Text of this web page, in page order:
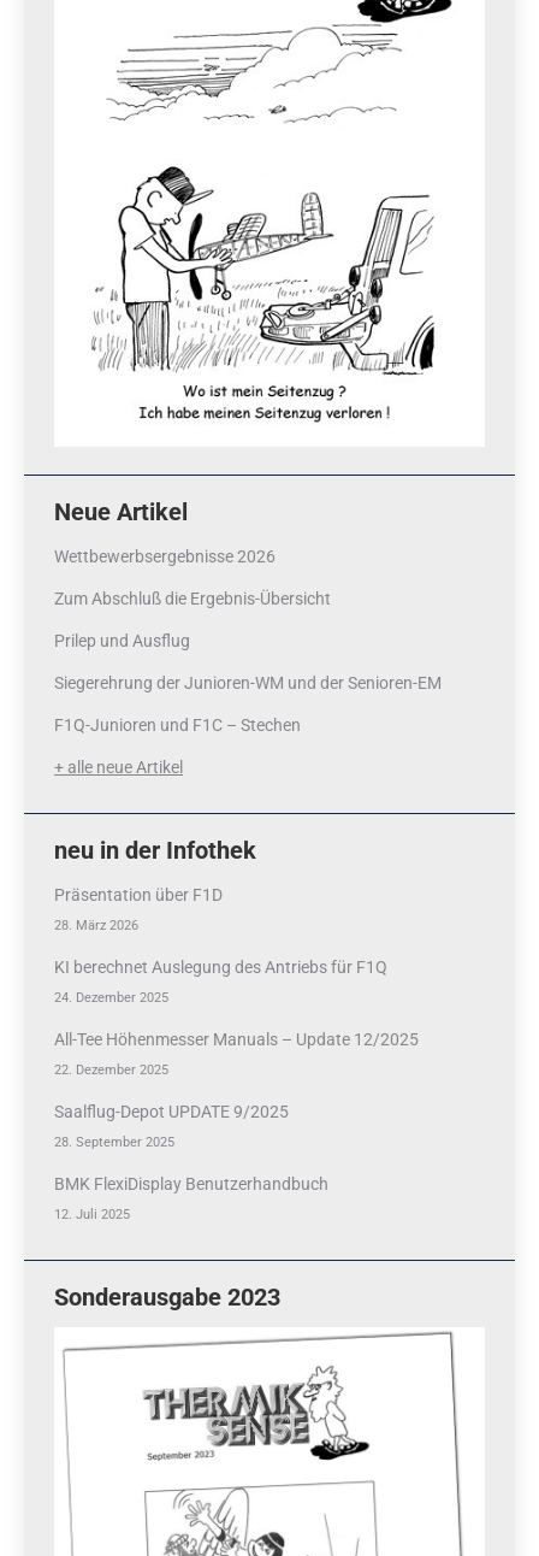
Neue Artikel
Wettbewerbsergebnisse 2026
Zum Abschluß die Ergebnis-Übersicht
Prilep und Ausflug
Siegerehrung der Junioren-WM und der Senioren-EM
F1Q-Junioren und F1C – Stechen
+ alle neue Artikel
neu in der Infothek
Präsentation über F1D
28. März 2026
KI berechnet Auslegung des Antriebs für F1Q
24. Dezember 2025
All-Tee Höhenmesser Manuals – Update 12/2025
22. Dezember 2025
Saalflug-Depot UPDATE 9/2025
28. September 2025
BMK FlexiDisplay Benutzerhandbuch
12. Juli 2025
Sonderausgabe 2023